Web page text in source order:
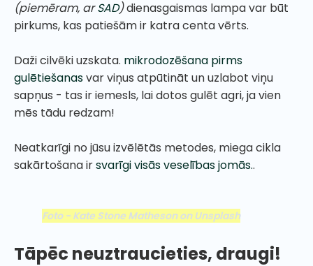
(piemēram, arSAD)dienasgaismas lampa var būt
pirkums, kas patiešām ir katra centa vērts.
Daži cilvēki uzskata. mikrodozēšana pirms
gulētiešanasvar viņus atpūtināt un uzlabot viņu
sapņus - tas ir iemesls, lai dotos gulēt agri, ja vien
mēs tādu redzam!
Neatkarīgi no jūsu izvēlētās metodes, miega cikla
sakārtošana irsvarīgi visās veselības jomās..
Foto - Kate Stone Matheson on Unsplash
Tāpēc neuztraucieties, draugi!